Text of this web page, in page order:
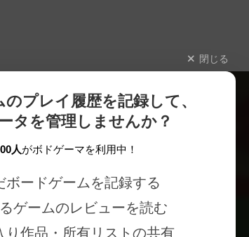
閉じる
プレイ履歴を記録して、
タを管理しませんか？
人がボドゲーマを利用中！
ボードゲームを記録する
ゲームのレビューを読む
り作品・所有リストの共有
新作・再入荷情報